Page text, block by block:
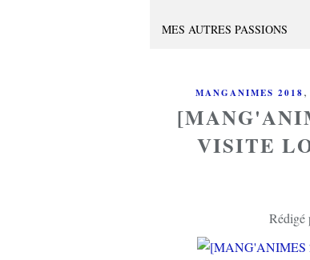
MES AUTRES PASSIONS
MANGANIMES 2018,
VISITE
Rédigé